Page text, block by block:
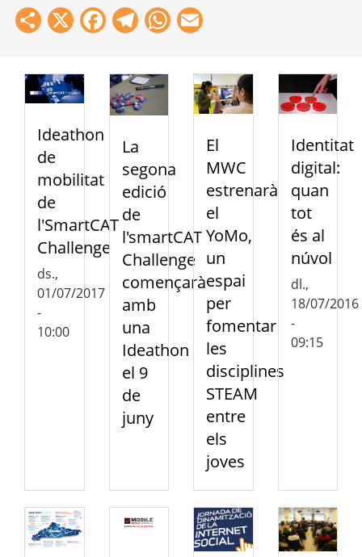
EinesShare
X Facebook
Telegram
WhatsApp
Ideathon
de
mobilitat
de
l'SmartCAT
Challenge
ds.,
01/07/2017
-
10:00
La
segona
edició
de
l'smartCAT
Challenge
començarà
amb
una
Ideathon
el 9
de
juny
El
MWC
estrenarà
el
YoMo,
un
espai
per
fomentar
les
disciplines
STEAM
entre
els
joves
Identitat
digital:
quan
tot
és al
núvol
dl.,
18/07/2016
-
09:15